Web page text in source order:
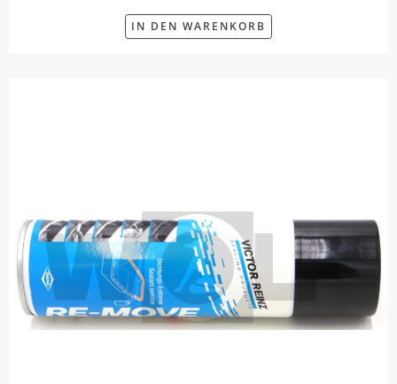
IN DEN WARENKORB